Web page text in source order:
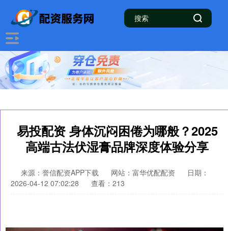
易投配资 身体沉闷困倦为哪般？2025
高端古法伏湿膏品牌深度体验分享
来源：誉信配资APP下载 网站：富华优配配资
日期：
2026-04-12 07:02:28
查看：213